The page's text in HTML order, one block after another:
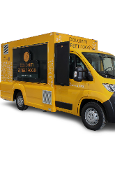
GOURMET
Food trucks, Véhicules
Pro X Food Truck, Street
29